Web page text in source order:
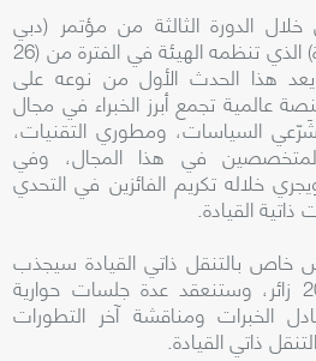
خلال الدورة الثالثة من مؤتمر (دبي
العالمي للتنقل ذاتي القيادة) الذي تنظمه الهيئة في الفترة من (26
ويعد هذا الحدث الأول من نوعه على
عالمية تجمع أبرز الخبراء في مجال
السياسات، ومطوري التقنيات،
المتخصصين في هذا المجال، وفي
خلاله تكريم الفائزين في التحدي
القيادة.
بالتنقل ذاتي القيادة سيجذب
أكثر من 60 عارضا، و2000 زائر، وستنعقد عدة جلسات حوارية
الخبرات ومناقشة آخر التطورات
ذاتي القيادة.